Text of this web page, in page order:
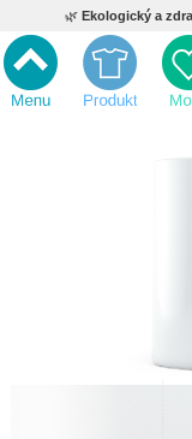
🌿 Ekologický a
💡Inovativní
⚡
🏢